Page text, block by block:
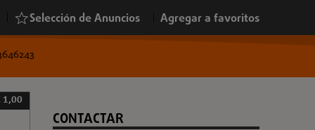
Selección de Anuncios Agregar a favoritos
1,00
CONTACTAR